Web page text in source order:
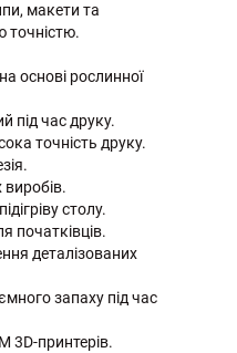
макети та
точністю.
основі рослинної
під час друку.
точність друку.
столу.
початківців.
деталізованих
запаху під час
3D-принтерів.